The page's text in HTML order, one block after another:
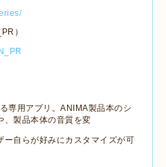
）
専用アプリ。ANIMA製品本のシ
、製品本体の音質を変
ー自らが好みにカスタマイズが可